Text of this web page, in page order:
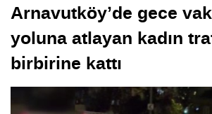
Arnavutköy’de gece
yoluna atlayan kadın
birbirine kattı